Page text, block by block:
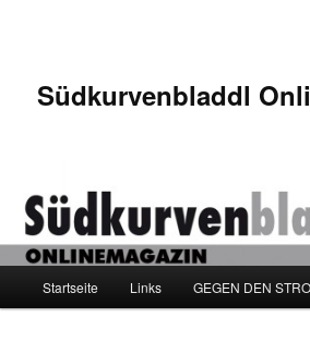
Südkurvenbladdl
Startseite Links GEGEN DEN